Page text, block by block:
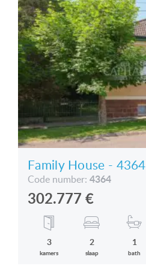
Family House - 4364
Code number: 4364
302.777 €
3
kamers
2
slaap
1
bath